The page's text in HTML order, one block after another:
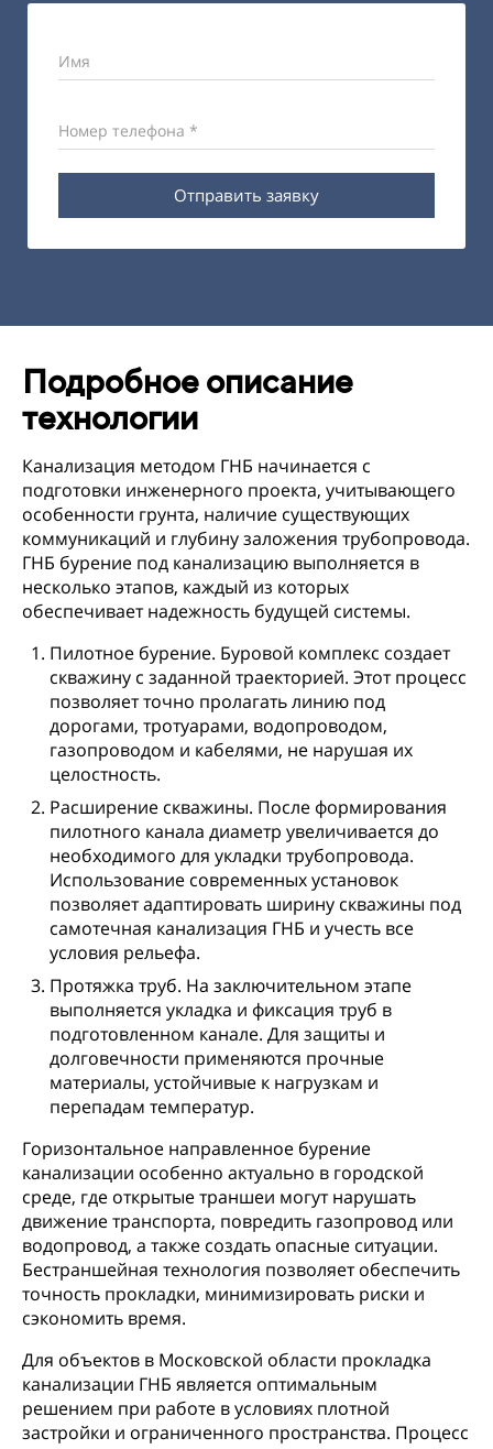
Имя
Номер телефона *
Отправить заявку
Подробное описание
технологии
Канализация методом ГНБ начинается с
подготовки инженерного проекта, учитывающего
особенности грунта, наличие существующих
коммуникаций и глубину заложения трубопровода.
ГНБ бурение под канализацию выполняется в
несколько этапов, каждый из которых
обеспечивает надежность будущей системы.
Пилотное бурение. Буровой комплекс создает
скважину с заданной траекторией. Этот процесс
позволяет точно пролагать линию под
дорогами, тротуарами, водопроводом,
газопроводом и кабелями, не нарушая их
целостность.
Расширение скважины. После формирования
пилотного канала диаметр увеличивается до
необходимого для укладки трубопровода.
Использование современных установок
позволяет адаптировать ширину скважины под
самотечная канализация ГНБ и учесть все
условия рельефа.
Протяжка труб. На заключительном этапе
выполняется укладка и фиксация труб в
подготовленном канале. Для защиты и
долговечности применяются прочные
материалы, устойчивые к нагрузкам и
перепадам температур.
Горизонтальное направленное бурение
канализации особенно актуально в городской
среде, где открытые траншеи могут нарушать
движение транспорта, повредить газопровод или
водопровод, а также создать опасные ситуации.
Бестраншейная технология позволяет обеспечить
точность прокладки, минимизировать риски и
сэкономить время.
Для объектов в Московской области прокладка
канализации ГНБ является оптимальным
решением при работе в условиях плотной
застройки и ограниченного пространства. Процесс